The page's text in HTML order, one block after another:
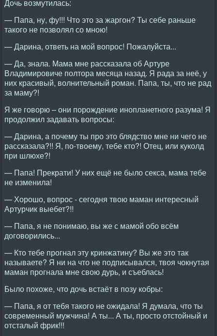
Дочь возмутилась:
— Папа, ну, фу!!! Что это за жаргон? Ты себе раньше
такого не позволял со мною!
— Дарина, ответь на мой вопрос! Пожалуйста...
— Да, знала. Мама мне рассказала об Артуре
Владимировиче полтора месяца назад. Я рада за неё, у
них красивый, волнительный роман. Папа, ты, что не рад
за маму?!
Я же говорю – они порождение инопланетного разума! Я
продолжил задавать вопросы:
— Дарина, а почему ты про это блядство мне ни чего не
рассказала?!! Я, по-твоему, тебе кто?! Отец, или куколд
при шлюхе?!
— Папа! Прекрати! У них ещё не было секса, мама тебе
не изменила!
— Хорошо, вопрос - сегодня твою маман интересный
Артурчик выебет?!!
— Папа, я не понимаю, вы же с мамой обо всём
договорились...
— Кто тебе прогнал эту кринжатину? Вы же это так
называете? Я ни на что не подписывался, твоя чокнутая
маман прогнала мне свою дурь, и съеблась!
Было похоже, что дочь встаёт в позу кобры:
— Папа, я от тебя такого не ожидала! Я думала, что ты
современный мужчина! А ты... А ты, просто отстойный и
отсталый фрик!!!